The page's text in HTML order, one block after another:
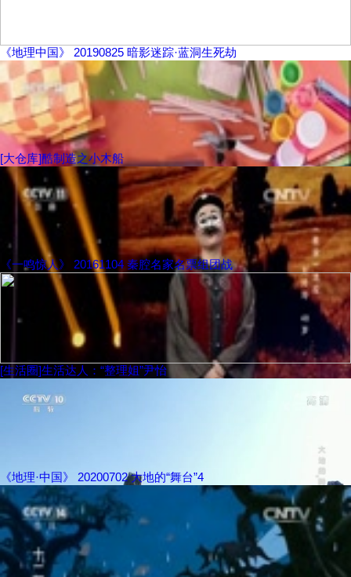
《地理中国》 20190825 暗影迷踪·蓝洞生死劫
[大仓库]酷制造之小木船
《一鸣惊人》 20161104 秦腔名家名票组团战
[生活圈]生活达人：“整理姐”尹怡
《地理·中国》 20200702 大地的“舞台”4